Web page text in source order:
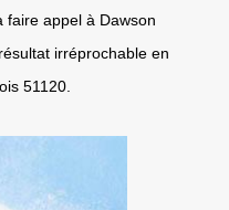
faire appel à Dawson
irréprochable en
51120.